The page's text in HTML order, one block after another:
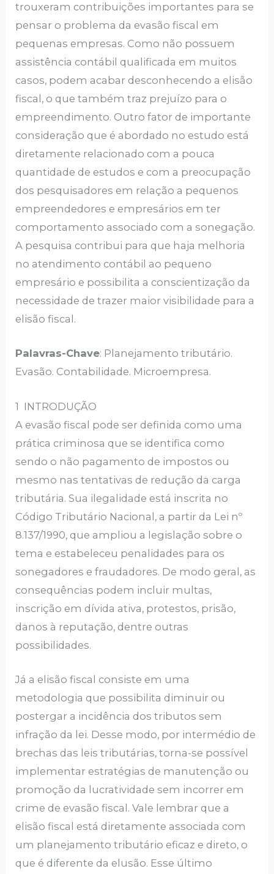
trouxeram contribuições importantes para se
pensar o problema da evasão fiscal em
pequenas empresas. Como não possuem
assistência contábil qualificada em muitos
casos, podem acabar desconhecendo a elisão
fiscal, o que também traz prejuízo para o
empreendimento. Outro fator de importante
consideração que é abordado no estudo está
diretamente relacionado com a pouca
quantidade de estudos e com a preocupação
dos pesquisadores em relação a pequenos
empreendedores e empresários em ter
comportamento associado com a sonegação.
A pesquisa contribui para que haja melhoria
no atendimento contábil ao pequeno
empresário e possibilita a conscientização da
necessidade de trazer maior visibilidade para a
elisão fiscal.
Palavras-Chave: Planejamento tributário.
Evasão. Contabilidade. Microempresa.
1 INTRODUÇÃO
A evasão fiscal pode ser definida como uma
prática criminosa que se identifica como
sendo o não pagamento de impostos ou
mesmo nas tentativas de redução da carga
tributária. Sua ilegalidade está inscrita no
Código Tributário Nacional, a partir da Lei nº
8.137/1990, que ampliou a legislação sobre o
tema e estabeleceu penalidades para os
sonegadores e fraudadores. De modo geral, as
consequências podem incluir multas,
inscrição em dívida ativa, protestos, prisão,
danos à reputação, dentre outras
possibilidades.
Já a elisão fiscal consiste em uma
metodologia que possibilita diminuir ou
postergar a incidência dos tributos sem
infração da lei. Desse modo, por intermédio de
brechas das leis tributárias, torna-se possível
implementar estratégias de manutenção ou
promoção da lucratividade sem incorrer em
crime de evasão fiscal. Vale lembrar que a
elisão fiscal está diretamente associada com
um planejamento tributário eficaz e direto, o
que é diferente da elusão. Esse último